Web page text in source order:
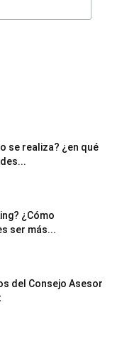
se realiza? ¿en qué
¿Cómo
ser más...
del Consejo Asesor